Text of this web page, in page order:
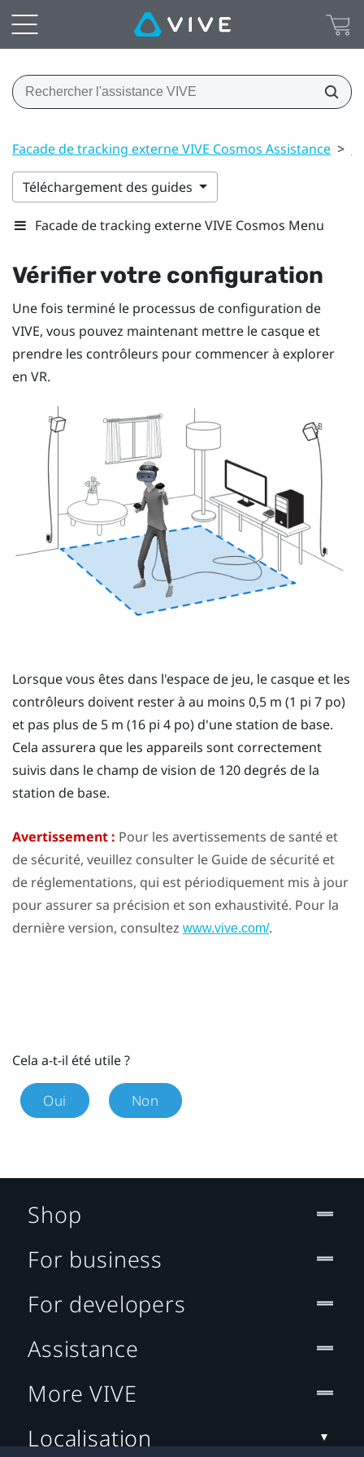
Facade de tracking externe VIVE Cosmos Assistance >
Téléchargement des guides
Facade de tracking externe VIVE Cosmos Menu
Vérifier votre configuration
Une fois terminé le processus de configuration de
VIVE, vous pouvez maintenant mettre le casque et
prendre les contrôleurs pour commencer à explorer
en VR.
Lorsque vous êtes dans l'espace de jeu, le casque et les
contrôleurs doivent rester à au moins 0,5 m (1 pi 7 po)
et pas plus de 5 m (16 pi 4 po) d'une station de base.
Cela assurera que les appareils sont correctement
suivis dans le champ de vision de 120 degrés de la
station de base.
Avertissement : Pour les avertissements de santé et
de sécurité, veuillez consulter le Guide de sécurité et
de réglementations, qui est périodiquement mis à jour
pour assurer sa précision et son exhaustivité. Pour la
dernière version, consultez www.vive.com/.
Cela a-t-il été utile ?
Oui Non
Shop
For business
For developers
Assistance
More VIVE
Localisation